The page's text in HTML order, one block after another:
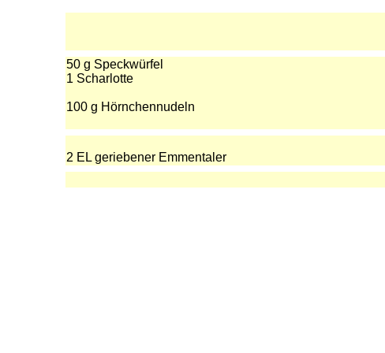
50 g Speckwürfel
1 Scharlotte
100 g Hörnchennudeln
2 EL geriebener Emmentaler